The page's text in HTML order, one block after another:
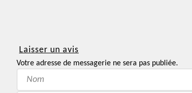
Laisser un avis
Votre adresse de messagerie ne sera pas publiée.